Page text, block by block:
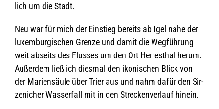
lich um die Stadt.
Neu war für mich der Ein­stieg bereits ab Igel nahe der
luxem­bur­gi­schen Grenze und damit die Weg­füh­rung
weit abseits des Flus­ses um den Ort Her­res­thal herum.
Außer­dem ließ ich dies­mal den iko­ni­schen Blick von
der Mari­en­säule über Trier aus und nahm dafür den Sir­
ze­ni­cher Was­ser­fall mit in den Stre­cken­ver­lauf hinein.